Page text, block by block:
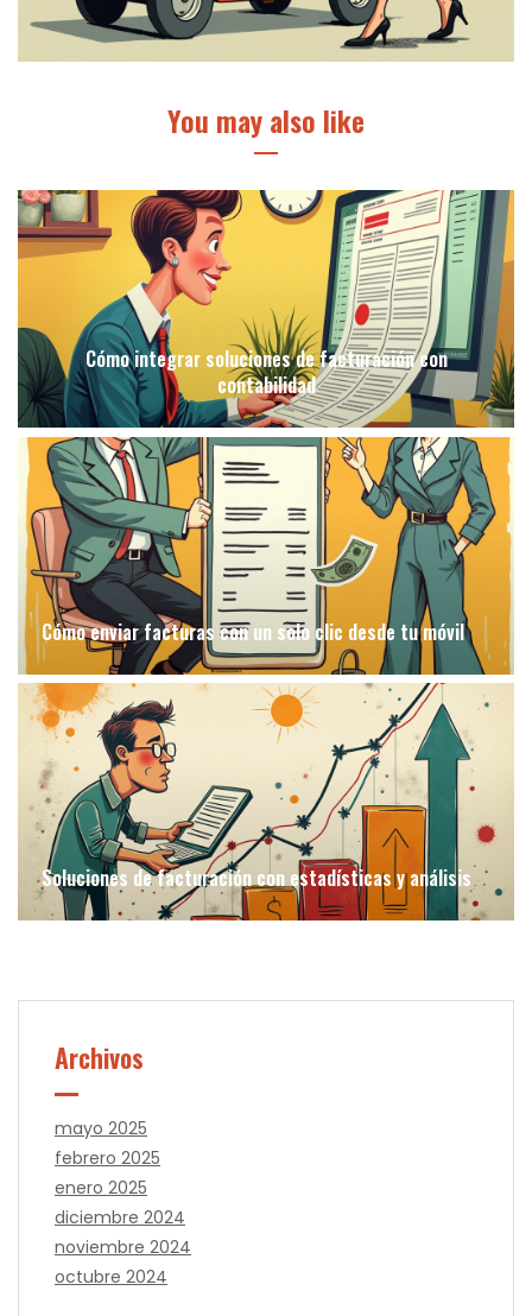
You may also like
Cómo integrar soluciones de facturación con
contabilidad
Cómo enviar facturas con un solo clic desde tu móvil
Soluciones de facturación con estadísticas y análisis
Archivos
mayo 2025
febrero 2025
enero 2025
diciembre 2024
noviembre 2024
octubre 2024